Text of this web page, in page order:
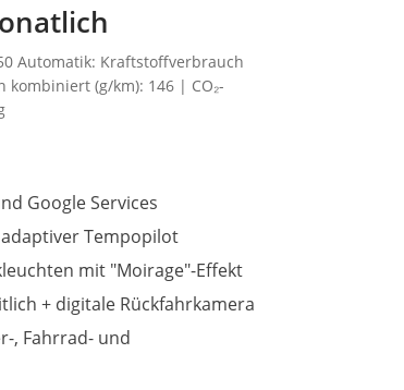
Automatik: Kraftstoffverbrauch
kombiniert (g/km): 146 | CO₂-
Google Services
Tempopilot
mit "Moirage"-Effekt
+ digitale Rückfahrkamera
, Fahrrad- und